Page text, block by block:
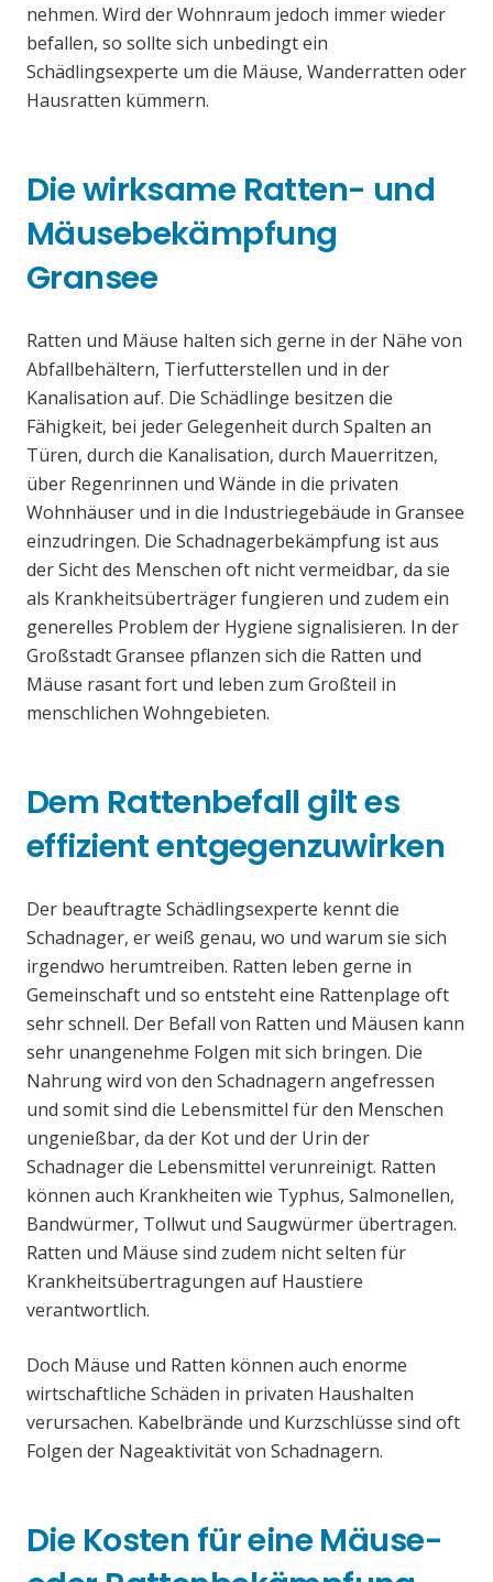
nehmen. Wird der Wohnraum jedoch immer wieder
befallen, so sollte sich unbedingt ein
Schädlingsexperte um die Mäuse, Wanderratten oder
Hausratten kümmern.
Die wirksame Ratten- und
Mäusebekämpfung
Gransee
Ratten und Mäuse halten sich gerne in der Nähe von
Abfallbehältern, Tierfutterstellen und in der
Kanalisation auf. Die Schädlinge besitzen die
Fähigkeit, bei jeder Gelegenheit durch Spalten an
Türen, durch die Kanalisation, durch Mauerritzen,
über Regenrinnen und Wände in die privaten
Wohnhäuser und in die Industriegebäude in Gransee
einzudringen. Die Schadnagerbekämpfung ist aus
der Sicht des Menschen oft nicht vermeidbar, da sie
als Krankheitsüberträger fungieren und zudem ein
generelles Problem der Hygiene signalisieren. In der
Großstadt Gransee pflanzen sich die Ratten und
Mäuse rasant fort und leben zum Großteil in
menschlichen Wohngebieten.
Dem Rattenbefall gilt es
effizient entgegenzuwirken
Der beauftragte Schädlingsexperte kennt die
Schadnager, er weiß genau, wo und warum sie sich
irgendwo herumtreiben. Ratten leben gerne in
Gemeinschaft und so entsteht eine Rattenplage oft
sehr schnell. Der Befall von Ratten und Mäusen kann
sehr unangenehme Folgen mit sich bringen. Die
Nahrung wird von den Schadnagern angefressen
und somit sind die Lebensmittel für den Menschen
ungenießbar, da der Kot und der Urin der
Schadnager die Lebensmittel verunreinigt. Ratten
können auch Krankheiten wie Typhus, Salmonellen,
Bandwürmer, Tollwut und Saugwürmer übertragen.
Ratten und Mäuse sind zudem nicht selten für
Krankheitsübertragungen auf Haustiere
verantwortlich.
Doch Mäuse und Ratten können auch enorme
wirtschaftliche Schäden in privaten Haushalten
verursachen. Kabelbrände und Kurzschlüsse sind oft
Folgen der Nageaktivität von Schadnagern.
Die Kosten für eine Mäuse-